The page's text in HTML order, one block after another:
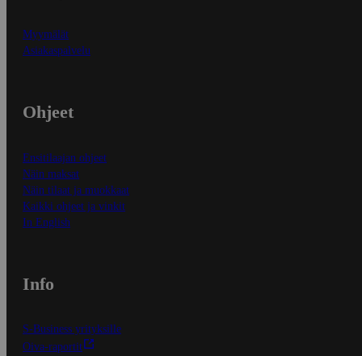
Myymälät
Asiakaspalvelu
Ohjeet
Ensitilaajan ohjeet
Näin maksat
Näin tilaat ja muokkaat
Kaikki ohjeet ja vinkit
In English
Info
S-Business yrityksille
Oiva-raportit